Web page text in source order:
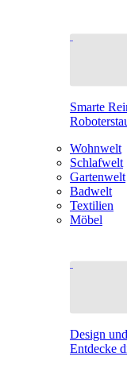
Smarte
Wohnwelt
Schlafwelt
Gartenwelt
Badwelt
Textilien
Möbel
Design
Entdecke